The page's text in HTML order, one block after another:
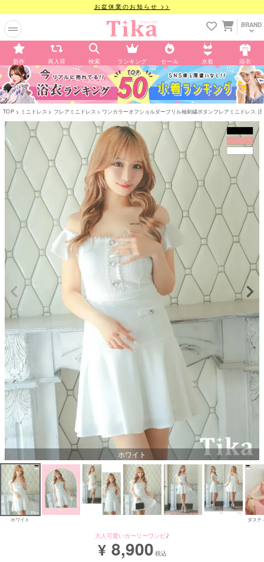
お盆休業のお知らせ >>
BRAND
新作 再入荷 検索 ランキング セール 水着 浴衣
TOP ミニドレス フレアミニドレス ワンカラーオフショルダーフリル袖刺繍ボタンフレアミニドレス
ホワイト
ホワイト ダステ
大人可愛いガーリーワンピ♪
¥ 8,900 税込